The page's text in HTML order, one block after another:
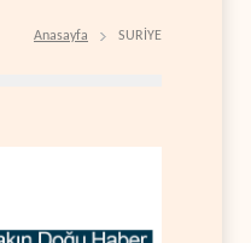
Anasayfa SURİYE